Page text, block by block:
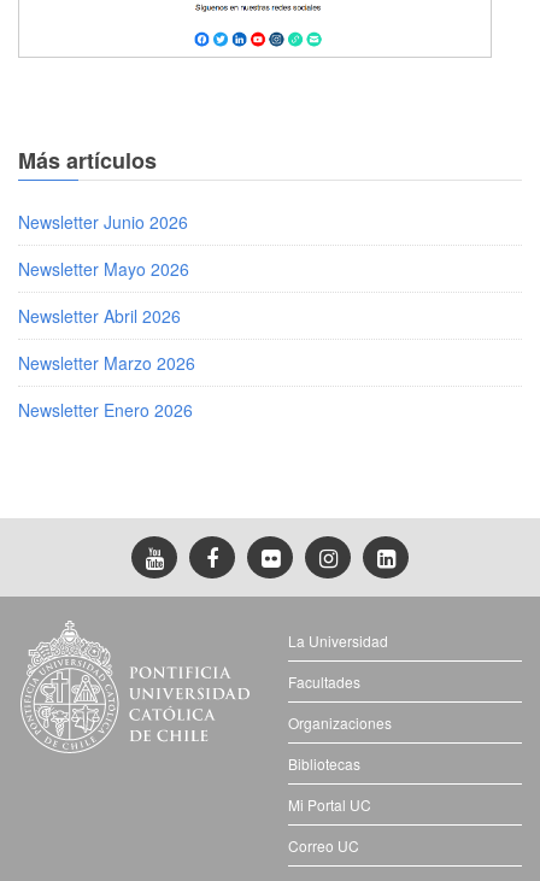
Más artículos
Newsletter Junio 2026
Newsletter Mayo 2026
Newsletter Abril 2026
Newsletter Marzo 2026
Newsletter Enero 2026
La Universidad
Facultades
Organizaciones
Bibliotecas
Mi Portal UC
Correo UC